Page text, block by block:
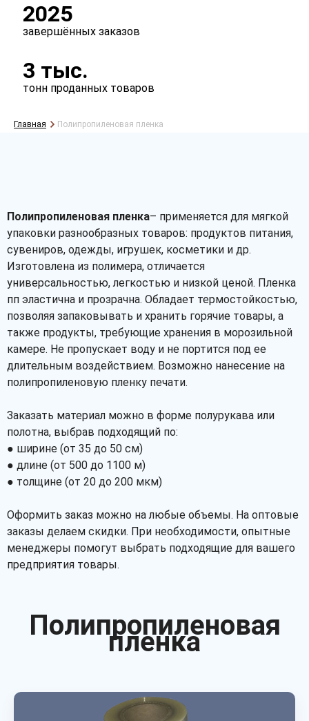
2025
завершённых заказов
3 тыс.
тонн проданных товаров
Главная Полипропиленовая пленка
Полипропиленовая пленка– применяется для мягкой
упаковки разнообразных товаров: продуктов питания,
сувениров, одежды, игрушек, косметики и др.
Изготовлена из полимера, отличается
универсальностью, легкостью и низкой ценой. Пленка
пп эластична и прозрачна. Обладает термостойкостью,
позволяя запаковывать и хранить горячие товары, а
также продукты, требующие хранения в морозильной
камере. Не пропускает воду и не портится под ее
длительным воздействием. Возможно нанесение на
полипропиленовую пленку печати.
Заказать материал можно в форме полурукава или
полотна, выбрав подходящий по:
● ширине (от 35 до 50 см)
● длине (от 500 до 1100 м)
● толщине (от 20 до 200 мкм)
Оформить заказ можно на любые объемы. На оптовые
заказы делаем скидки. При необходимости, опытные
менеджеры помогут выбрать подходящие для вашего
предприятия товары.
Полипропиленовая
пленка